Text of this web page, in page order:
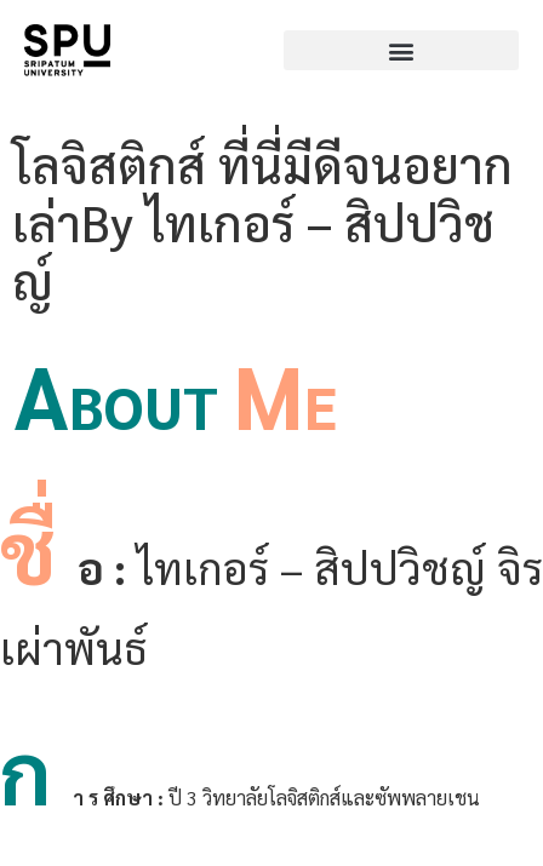
โลจิสติกส์ ที่นี่มีดีจนอยาก
เล่าBy ไทเกอร์ – สิปปวิช
ญ์
ABOUT ME
ชื่ อ :ไทเกอร์ – สิปปวิชญ์ จิร
เผ่าพันธ์
ก า ร ศึกษา :ปี 3 วิทยาลัยโลจิสติกส์และซัพพลายเชน